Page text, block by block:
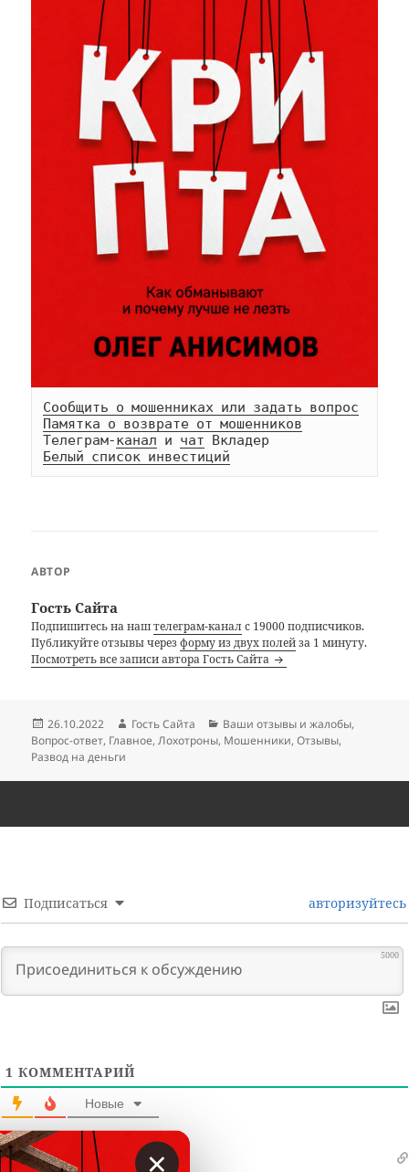
Сообщить о мошенниках или задать вопрос
Памятка о возврате от мошенников
Телеграм-канал и чат
Белый список инвестиций
АВТОР
Гость Сайта
Подпишитесь на наштелеграм-каналс 19000 подписчиков.
Публикуйте отзывы черезформу из двух полейза 1 минуту.
Посмотреть все записи автора Гость Сайта
Опубликовано
26.10.2022 Автор
Гость Сайта Рубрики
Ваши отзывы и жалобы,
Вопрос-ответ, Главное,Лохотроны, Мошенники,Отзывы,
Развод на деньги
Подписаться авторизуйтесь
5000
1 КОММЕНТАРИЙ
Новые
Игорь 3 лет назад